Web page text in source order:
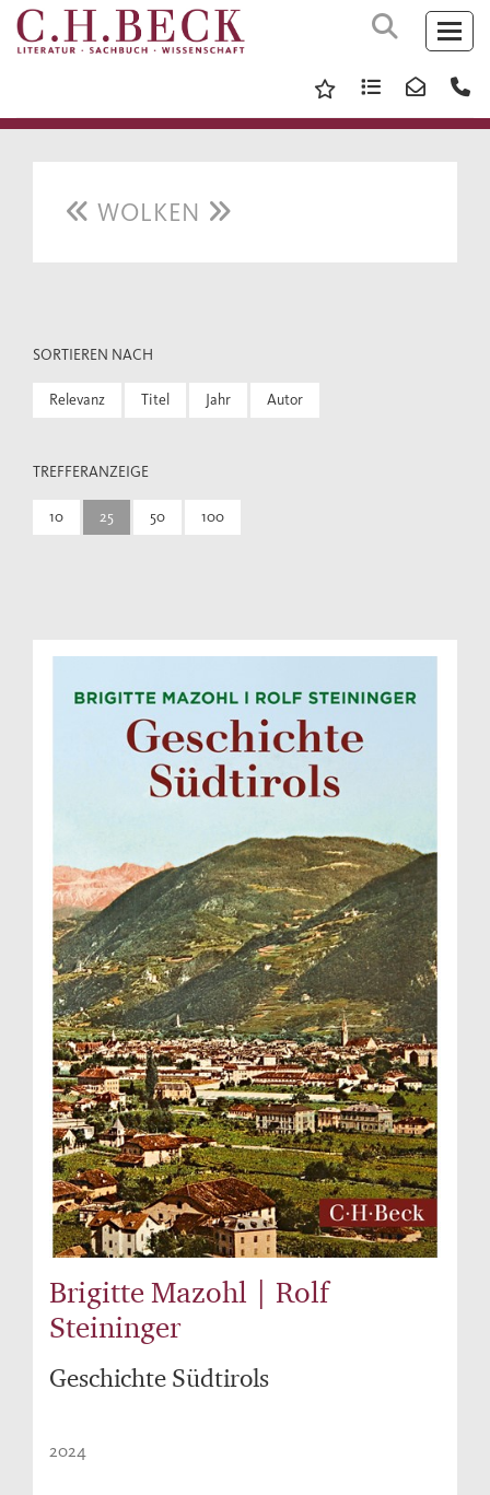
WOLKEN
SORTIEREN NACH
Relevanz Titel Jahr Autor
TREFFERANZEIGE
10 25 50 100
Brigitte Mazohl | Rolf
Steininger
Geschichte Südtirols
2024